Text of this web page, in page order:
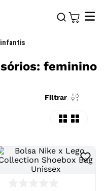
infantis
feminino
Filtrar